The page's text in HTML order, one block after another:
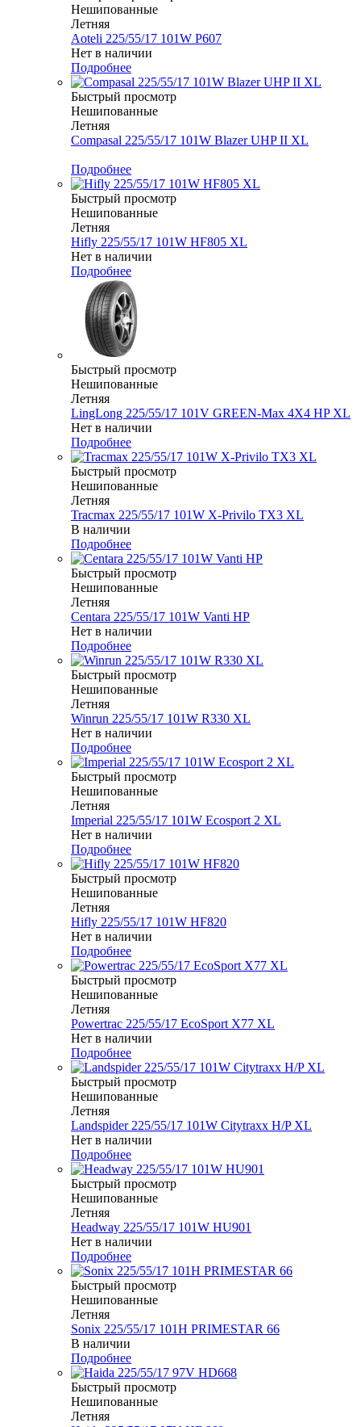
Нешипованные
Летняя
Aoteli 225/55/17 101W P607
Нет в наличии
Подробнее
Быстрый просмотр
Нешипованные
Летняя
Compasal 225/55/17 101W Blazer UHP II XL
Подробнее
Быстрый просмотр
Нешипованные
Летняя
Hifly 225/55/17 101W HF805 XL
Нет в наличии
Подробнее
Быстрый просмотр
Нешипованные
Летняя
LingLong 225/55/17 101V GREEN-Max 4X4 HP XL
Нет в наличии
Подробнее
Быстрый просмотр
Нешипованные
Летняя
Tracmax 225/55/17 101W X-Privilo TX3 XL
В наличии
Подробнее
Быстрый просмотр
Нешипованные
Летняя
Centara 225/55/17 101W Vanti HP
Нет в наличии
Подробнее
Быстрый просмотр
Нешипованные
Летняя
Winrun 225/55/17 101W R330 XL
Нет в наличии
Подробнее
Быстрый просмотр
Нешипованные
Летняя
Imperial 225/55/17 101W Ecosport 2 XL
Нет в наличии
Подробнее
Быстрый просмотр
Нешипованные
Летняя
Hifly 225/55/17 101W HF820
Нет в наличии
Подробнее
Быстрый просмотр
Нешипованные
Летняя
Powertrac 225/55/17 EcoSport X77 XL
Нет в наличии
Подробнее
Быстрый просмотр
Нешипованные
Летняя
Landspider 225/55/17 101W Citytraxx H/P XL
Нет в наличии
Подробнее
Быстрый просмотр
Нешипованные
Летняя
Headway 225/55/17 101W HU901
Нет в наличии
Подробнее
Быстрый просмотр
Нешипованные
Летняя
Sonix 225/55/17 101H PRIMESTAR 66
В наличии
Подробнее
Быстрый просмотр
Нешипованные
Летняя